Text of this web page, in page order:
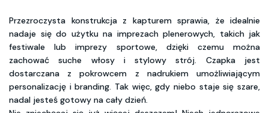
Przezroczysta konstrukcja z kapturem sprawia, że idealnie
nadaje się do użytku na imprezach plenerowych, takich jak
festiwale lub imprezy sportowe, dzięki czemu można
zachować suche włosy i stylowy strój. Czapka jest
dostarczana z pokrowcem z nadrukiem umożliwiającym
personalizację i branding. Tak więc, gdy niebo staje się szare,
nadal jesteś gotowy na cały dzień.